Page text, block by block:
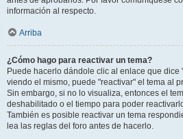
información al respecto.
Arriba
¿Cómo hago para reactivar un tema?
Puede hacerlo dándole clic al enlace que dice
viendo el mismo, puede "reactivar" el tema al
Sin embargo, si no lo visualiza, entonces el
deshabilitado o el tiempo para poder
También es posible reactivar un tema
lea las reglas del foro antes de hacerlo.